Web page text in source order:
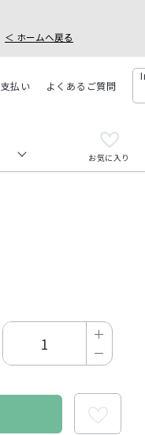
＜ ホームへ戻る
払い よくあるご質問
お気に入り